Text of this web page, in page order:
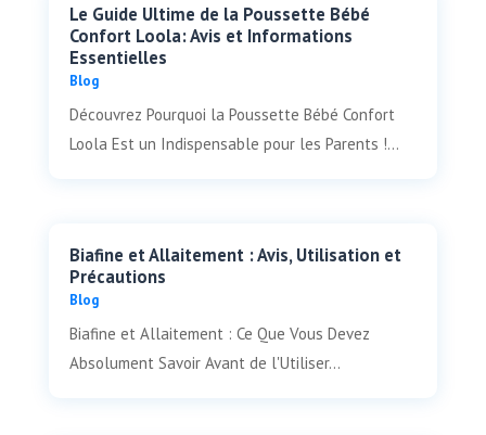
Le Guide Ultime de la Poussette Bébé
Confort Loola: Avis et Informations
Essentielles
Blog
Découvrez Pourquoi la Poussette Bébé Confort
Loola Est un Indispensable pour les Parents !...
Biafine et Allaitement : Avis, Utilisation et
Précautions
Blog
Biafine et Allaitement : Ce Que Vous Devez
Absolument Savoir Avant de l'Utiliser...